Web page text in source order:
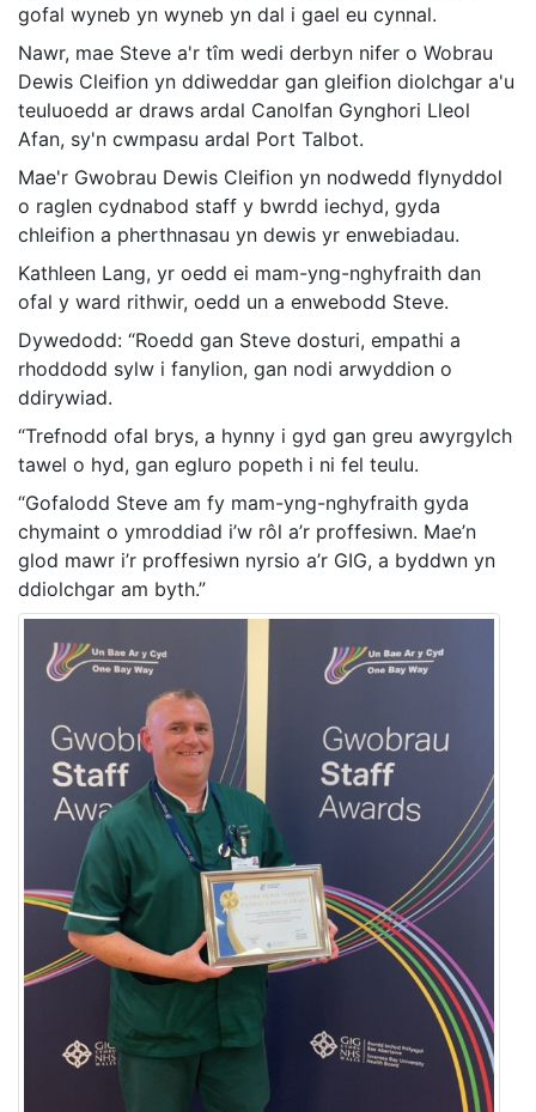
gofal wyneb yn wyneb yn dal i gael eu cynnal.
Nawr, mae Steve a'r tîm wedi derbyn nifer o Wobrau
Dewis Cleifion yn ddiweddar gan gleifion diolchgar a'u
teuluoedd ar draws ardal Canolfan Gynghori Lleol
Afan, sy'n cwmpasu ardal Port Talbot.
Mae'r Gwobrau Dewis Cleifion yn nodwedd flynyddol
o raglen cydnabod staff y bwrdd iechyd, gyda
chleifion a pherthnasau yn dewis yr enwebiadau.
Kathleen Lang, yr oedd ei mam-yng-nghyfraith dan
ofal y ward rithwir, oedd un a enwebodd Steve.
Dywedodd: “Roedd gan Steve dosturi, empathi a
rhoddodd sylw i fanylion, gan nodi arwyddion o
ddirywiad.
“Trefnodd ofal brys, a hynny i gyd gan greu awyrgylch
tawel o hyd, gan egluro popeth i ni fel teulu.
“Gofalodd Steve am fy mam-yng-nghyfraith gyda
chymaint o ymroddiad i’w rôl a’r proffesiwn. Mae’n
glod mawr i’r proffesiwn nyrsio a’r GIG, a byddwn yn
ddiolchgar am byth.”